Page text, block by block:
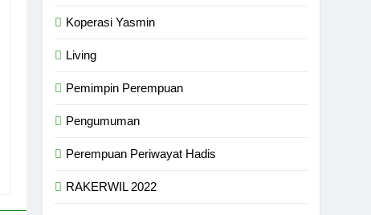
Koperasi Yasmin
Living
Pemimpin Perempuan
Pengumuman
Perempuan Periwayat Hadis
RAKERWIL 2022